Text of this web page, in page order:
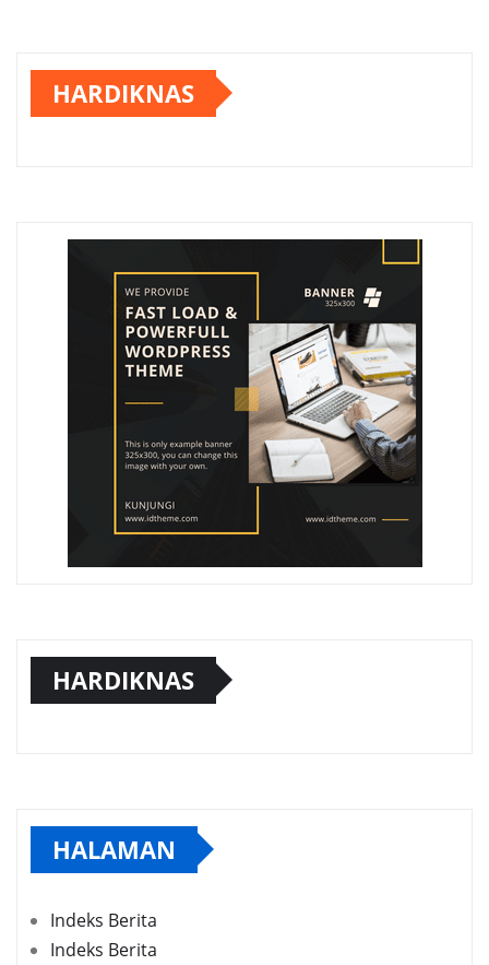
HARDIKNAS
HARDIKNAS
HALAMAN
Indeks Berita
Indeks Berita